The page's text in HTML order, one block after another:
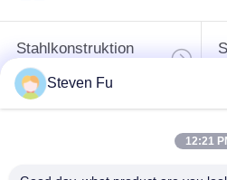
Baustahl
Stahlkonstruktion
Lager
Steven Fu
12:21